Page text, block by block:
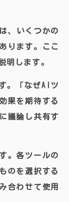
、いくつかの
ります。ここ
明します。
。「なぜAIツ
果を期待する
議論し共有す
。各ツールの
のを選択する
合わせて使用